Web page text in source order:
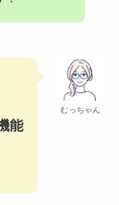
むっちゃん
能